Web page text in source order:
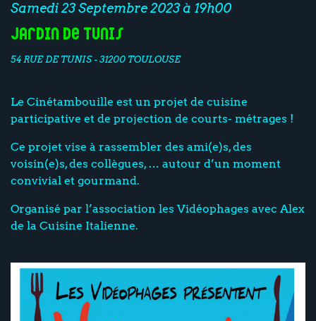
Samedi 23 Septembre 2023 à 19h00
Jardin de Tunis
54 RUE DE TUNIS - 31200 TOULOUSE
Le Cinétambouille est un projet de cuisine
participative et de projection de courts- métrages !
Ce projet vise à rassembler des ami(e)s, des
voisin(e)s, des collègues, … autour d’un moment
convivial et gourmand.
Organisé par l’association les Vidéophages avec Alex
de la Cuisine Italienne.